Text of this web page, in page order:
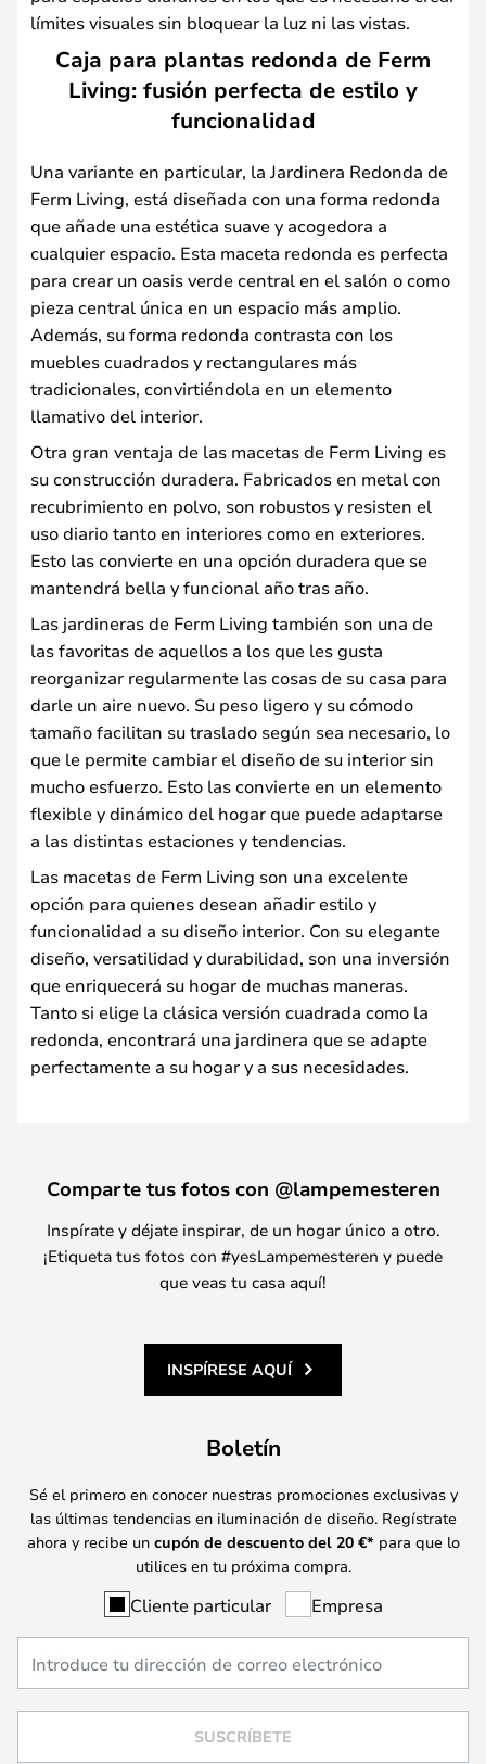
límites visuales sin bloquear la luz ni las vistas.
Caja para plantas redonda de Ferm
Living: fusión perfecta de estilo y
funcionalidad
Una variante en particular, la Jardinera Redonda de
Ferm Living, está diseñada con una forma redonda
que añade una estética suave y acogedora a
cualquier espacio. Esta maceta redonda es perfecta
para crear un oasis verde central en el salón o como
pieza central única en un espacio más amplio.
Además, su forma redonda contrasta con los
muebles cuadrados y rectangulares más
tradicionales, convirtiéndola en un elemento
llamativo del interior.
Otra gran ventaja de las macetas de Ferm Living es
su construcción duradera. Fabricados en metal con
recubrimiento en polvo, son robustos y resisten el
uso diario tanto en interiores como en exteriores.
Esto las convierte en una opción duradera que se
mantendrá bella y funcional año tras año.
Las jardineras de Ferm Living también son una de
las favoritas de aquellos a los que les gusta
reorganizar regularmente las cosas de su casa para
darle un aire nuevo. Su peso ligero y su cómodo
tamaño facilitan su traslado según sea necesario, lo
que le permite cambiar el diseño de su interior sin
mucho esfuerzo. Esto las convierte en un elemento
flexible y dinámico del hogar que puede adaptarse
a las distintas estaciones y tendencias.
Las macetas de Ferm Living son una excelente
opción para quienes desean añadir estilo y
funcionalidad a su diseño interior. Con su elegante
diseño, versatilidad y durabilidad, son una inversión
que enriquecerá su hogar de muchas maneras.
Tanto si elige la clásica versión cuadrada como la
redonda, encontrará una jardinera que se adapte
perfectamente a su hogar y a sus necesidades.
Comparte tus fotos con @lampemesteren
Inspírate y déjate inspirar, de un hogar único a otro.
¡Etiqueta tus fotos con #yesLampemesteren y puede
que veas tu casa aquí!
INSPÍRESE AQUÍ
Boletín
Sé el primero en conocer nuestras promociones exclusivas y
las últimas tendencias en iluminación de diseño. Regístrate
ahora y recibe un cupón de descuento del 20 €* para que lo
utilices en tu próxima compra.
Cliente particular Empresa
SUSCRÍBETE